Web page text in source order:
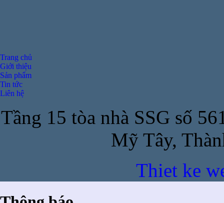
Trang chủ
Giới thiệu
Sản phẩm
Tin tức
Liên hệ
Tầng 15 tòa nhà SSG số
Mỹ Tây,
Thiet ke